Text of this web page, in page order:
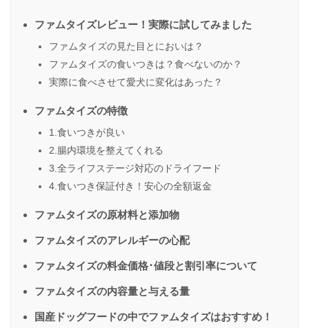
ファムタイズレビュー！実際に試してみました
ファムタイズの見た目とにおいは？
ファムタイズの食いつきは？食べないのか？
実際に食べさせて愛犬に変化はあった？
ファムタイズの特徴
1.食いつきが良い
2.腸内環境を整えてくれる
3.全ライフステージ対応のドライフード
4.食いつき保証付き！安心の全額返金
ファムタイズの原材料と添加物
ファムタイズのアレルギーの心配
ファムタイズの料金価格･値段と割引率について
ファムタイズの内容量と与える量
国産ドッグフードの中でファムタイズはおすすめ！